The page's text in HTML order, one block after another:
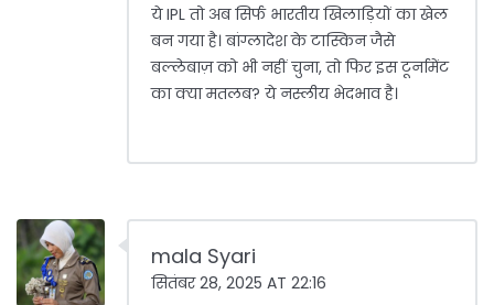
ये IPL तो अब सिर्फ भारतीय खिलाड़ियों का खेल
बन गया है। बांग्लादेश के टास्किन जैसे
बल्लेबाज़ को भी नहीं चुना, तो फिर इस टूर्नामेंट
का क्या मतलब? ये नस्लीय भेदभाव है।
mala Syari
सितंबर 28, 2025 AT 22:16